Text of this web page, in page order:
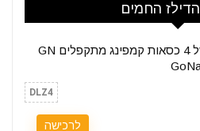
הדילז החמים
חזר! סט של 4 כסאות קמפינג מתקפלים GN
DLZ4
לרכישה